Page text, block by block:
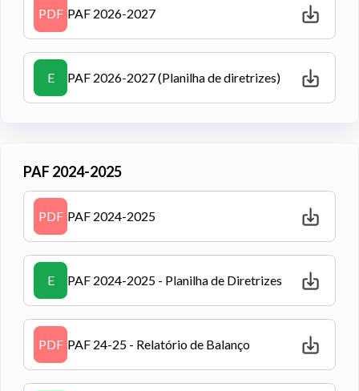
PDF PAF 2026-2027
E PAF 2026-2027 (Planilha de diretrizes)
PAF 2024-2025
PDF PAF 2024-2025
E PAF 2024-2025 - Planilha de Diretrizes
PDF PAF 24-25 - Relatório de Balanço